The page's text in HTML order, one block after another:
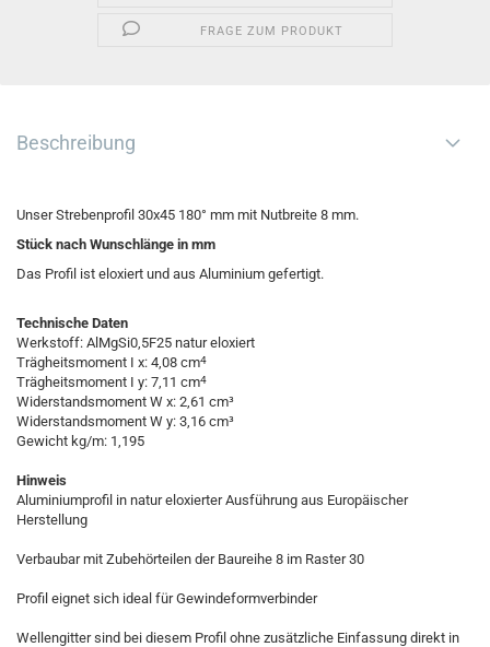
FRAGE ZUM PRODUKT
Beschreibung
Unser Strebenprofil 30x45 180° mm mit Nutbreite 8 mm.
Stück nach Wunschlänge in mm
Das Profil ist eloxiert und aus Aluminium gefertigt.
Technische Daten
Werkstoff: AlMgSi0,5F25 natur eloxiert
Trägheitsmoment I x: 4,08 cm4
Trägheitsmoment I y: 7,11 cm4
Widerstandsmoment W x: 2,61 cm³
Widerstandsmoment W y: 3,16 cm³
Gewicht kg/m: 1,195
Hinweis
Aluminiumprofil in natur eloxierter Ausführung aus Europäischer
Herstellung
Verbaubar mit Zubehörteilen der Baureihe 8 im Raster 30
Profil eignet sich ideal für Gewindeformverbinder
Wellengitter sind bei diesem Profil ohne zusätzliche Einfassung direkt in